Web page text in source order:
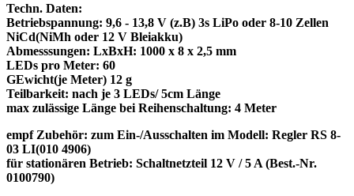
Techn. Daten:
Betriebspannung: 9,6 - 13,8 V (z.B) 3s LiPo oder 8-10 Zellen
NiCd(NiMh oder 12 V Bleiakku)
Abmesssungen: LxBxH: 1000 x 8 x 2,5 mm
LEDs pro Meter: 60
GEwicht(je Meter) 12 g
Teilbarkeit: nach je 3 LEDs/ 5cm Länge
max zulässige Länge bei Reihenschaltung: 4 Meter
empf Zubehör: zum Ein-/Ausschalten im Modell: Regler RS 8-
03 LI(010 4906)
für stationären Betrieb: Schaltnetzteil 12 V / 5 A (Best.-Nr.
0100790)